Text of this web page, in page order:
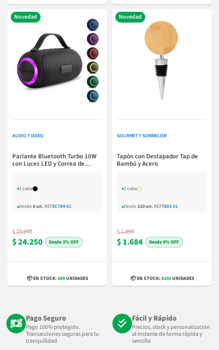
Novedad
AUDIO Y VIDEO
Parlante Bluetooth Turbo 10W
con Luces LED y Correa de
1 color
Desde8 un. REFEC784-01
$ 25.000
$ 24.250 3% OFF
📦 EN STOCK:689UNIDADES
Novedad
GOURMET Y SOMMELIER
Tapón con Destapador Tap de
Bambú y Acero
1 color
Desde110 un. REFT801-01
$ 1.850
$ 1.684 9% OFF
📦 EN STOCK:8150UNIDADES
Pago Seguro
Pago 100% protegido.
Transacciones seguras para tu
tranquilidad
Fácil y Rápido
Precios, stock y personalización
al instante de forma rápida y
sencilla